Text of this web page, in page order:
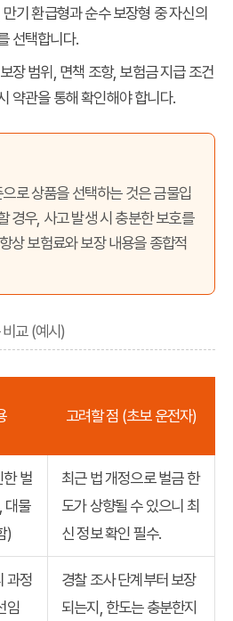
기 환급형과 순수 보장형 중 자신의
선택합니다.
보장 범위, 면책 조항, 보험금 지급 조건
약관을 통해 확인해야 합니다.
로 상품을 선택하는 것은 금물입
경우, 사고 발생 시 충분한 보호를
상 보험료와 보장 내용을 종합적
교 (예시)
고려할 점 (초보 운전자)
한 벌
대물
)
최근 법 개정으로 벌금 한
도가 상향될 수 있으니 최
신 정보 확인 필수.
과정
임
경찰 조사 단계부터 보장
되는지, 한도는 충분한지